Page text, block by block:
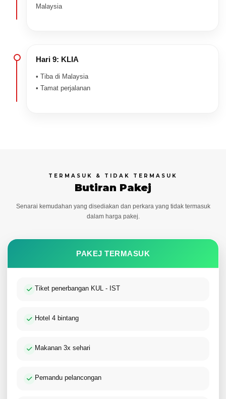
Malaysia
Hari 9: KLIA
• Tiba di Malaysia
• Tamat perjalanan
TERMASUK & TIDAK TERMASUK
Butiran Pakej
Senarai kemudahan yang disediakan dan perkara yang tidak termasuk
dalam harga pakej.
PAKEJ TERMASUK
Tiket penerbangan KUL - IST
Hotel 4 bintang
Makanan 3x sehari
Pemandu pelancongan